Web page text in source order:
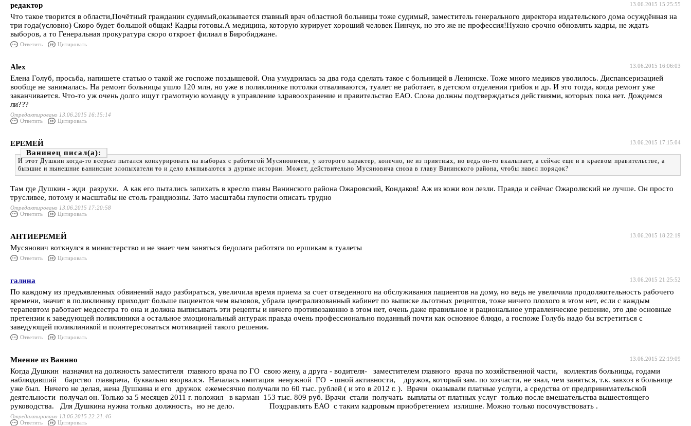
13.06.2015 15:25:55
редактор
Что такое творится в области,Почётный гражданин судимый,оказывается главный врач областной больницы тоже судимый, заместитель генерального директора издательского дома осуждённая на
три года(условно) Скоро будет большой общак! Кадры готовы.А медицина, которую курирует хороший человек Пинчук, но это же не профессия!Нужно срочно обновлять кадры, не ждать
выборов, а то Генеральная прокуратура скоро откроет филиал в Биробиджане.
Ответить Цитировать
13.06.2015 16:06:03
Alex
Елена Голуб, просьба, напишете статью о такой же госпоже поздышевой. Она умудрилась за два года сделать такое с больницей в Ленинске. Тоже много медиков уволилось. Диспансеризацией
вообще не занималась. На ремонт больницы ушло 120 млн, но уже в поликлинике потолки отваливаются, туалет не работает, в детском отделении грибок и др. И это тогда, когда ремонт уже
заканчивается. Что-то уж очень долго ищут грамотную команду в управление здравоохранение и правительство ЕАО. Слова должны подтверждаться действиями, которых пока нет. Дождемся
ли???
Отредактировано 13.06.2015 16:15:14
Ответить
Цитировать
13.06.2015 17:15:04
ЕРЕМЕЙ
Ванинец
И этот Душкин когда-то всерьез пытался конкурировать на выборах с работягой Мусяновичем, у которого характер, конечно, не из приятных, но ведь он-то вкалывает, а сейчас еще и в краевом правительстве, а
бывшие и нынешние ванинские злопыхатели то и дело вляпываются в дурные истории. Может, действительно Мусяновича снова в главу Ванинского района, чтобы навел порядок?
Там где Душкин - жди разрухи. А как его пытались запихать в кресло главы Ванинского района Ожаровский, Кондаков! Аж из кожи вон лезли. Правда и сейчас Ожаролвский не лучше. Он просто
трусливее, потому и масштабы не столь грандиозны. Зато масштабы глупости описать трудно
Отредактировано 13.06.2015 17:20:58
Ответить
Цитировать
13.06.2015 18:22:19
АНТИЕРЕМЕЙ
Мусянович воткнулся в министерство и не знает чем заняться бедолага работяга по ершикам в туалеты
Ответить Цитировать
13.06.2015 21:25:52
галина
По каждому из предъявленных обвинений надо разбираться, увеличила время приема за счет отведенного на обслуживания пациентов на дому, но ведь не увеличила продолжительность рабочего
времени, значит в поликлинику приходит больше пациентов чем вызовов, убрала централизованный кабинет по выписке льготных рецептов, тоже ничего плохого в этом нет, если с каждым
терапевтом работает медсестра то она и должна выписывать эти рецепты и ничего противозаконно в этом нет, очень даже правильное и рациональное управленческое решение, это две основные
претензии к заведующей поликлиники а остальное эмоциональный антураж правда очень профессионально поданный почти как основное блюдо, а госпоже Голубь надо бы встретиться с
заведующей поликлиникой и поинтересоваться мотивацией такого решения.
Ответить Цитировать
13.06.2015 22:19:09
Мнение из Ванино
Когда Душкин назначил на должность заместителя главного врача по ГО свою жену, а друга - водителя- заместителем главного врача по хозяйственной части, коллектив больницы, годами
наблюдавший барство главврача, буквально взорвался. Началась имитация ненужной ГО - шной активности, дружок, который зам. по хозчасти, не знал, чем заняться, т.к. завхоз в больнице
уже был. Ничего не делая, жена Душкина и его дружок ежемесячно получали по 60 тыс. рублей ( и это в 2012 г. ). Врачи оказывали платные услуги, а средства от предпринимательской
деятельности получал он. Только за 5 месяцев 2011 г. положил в карман 153 тыс. 809 руб. Врачи стали получать выплаты от платных услуг только после вмешательства вышестоящего
руководства. Для Душкина нужна только должность, но не дело. Поздравлять ЕАО с таким кадровым приобретением излишне. Можно только посочувствовать .
Отредактировано 13.06.2015 22:21:46
Ответить
Цитировать